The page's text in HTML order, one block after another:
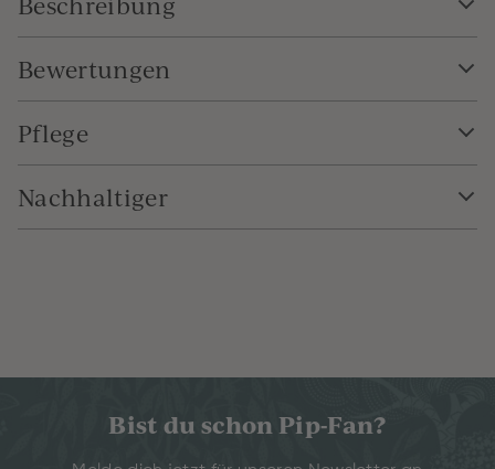
Bewertungen
Pflege
Nachhaltiger
Bist du schon Pip-Fan?